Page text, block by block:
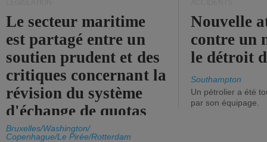
Le secteur maritime
est partagé entre un
soutien prudent et des
critiques concernant la
révision du système
d'échange de quotas
d'émission de l'UE.
Bruxelles/Washington/
Copenhague/Le Pirée/Rotterdam
Nouvelle
contre un
le détroit
Southampton
Un pétrolier a été
par son équipage.